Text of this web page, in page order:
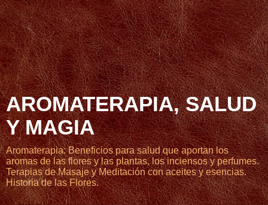
AROMATERAPIA, SALUD
Y MAGIA
Aromaterapia: Beneficios para salud que aportan los
aromas de las flores y las plantas, los inciensos y perfumes.
Terapias de Masaje y Meditación con aceites y esencias.
Historia de las Flores.